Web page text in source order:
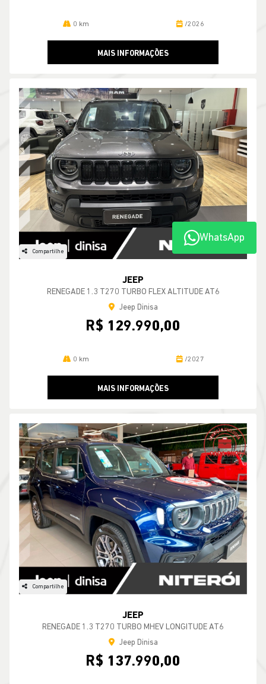
0 km /2026
MAIS INFORMAÇÕES
Compartilhe
JEEP
RENEGADE 1.3 T270 TURBO FLEX ALTITUDE AT6
Jeep Dinisa
R$ 129.990,00
0 km /2027
MAIS INFORMAÇÕES
Compartilhe
JEEP
RENEGADE 1.3 T270 TURBO MHEV LONGITUDE AT6
Jeep Dinisa
R$ 137.990,00
WhatsApp